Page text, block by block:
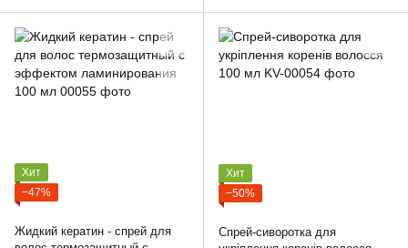
Хит
−47%
Жидкий кератин - спрей для
Хит
−50%
Спрей-сиворотка для